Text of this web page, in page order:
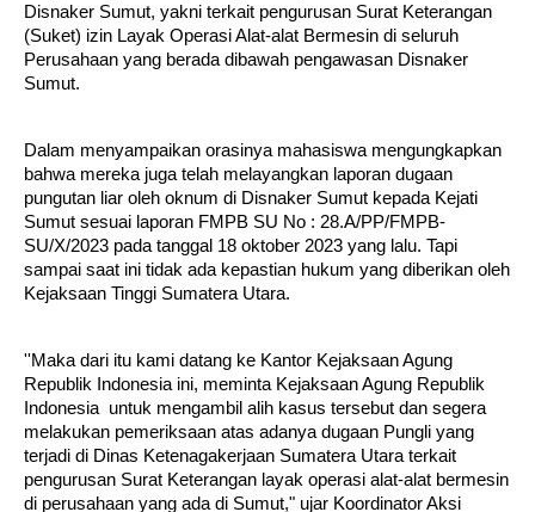
Disnaker Sumut, yakni terkait pengurusan Surat Keterangan
(Suket) izin Layak Operasi Alat-alat Bermesin di seluruh
Perusahaan yang berada dibawah pengawasan Disnaker
Sumut.
Dalam menyampaikan orasinya mahasiswa mengungkapkan
bahwa mereka juga telah melayangkan laporan dugaan
pungutan liar oleh oknum di Disnaker Sumut kepada Kejati
Sumut sesuai laporan FMPB SU No : 28.A/PP/FMPB-
SU/X/2023 pada tanggal 18 oktober 2023 yang lalu. Tapi
sampai saat ini tidak ada kepastian hukum yang diberikan oleh
Kejaksaan Tinggi Sumatera Utara.
''Maka dari itu kami datang ke Kantor Kejaksaan Agung
Republik Indonesia ini, meminta Kejaksaan Agung Republik
Indonesia untuk mengambil alih kasus tersebut dan segera
melakukan pemeriksaan atas adanya dugaan Pungli yang
terjadi di Dinas Ketenagakerjaan Sumatera Utara terkait
pengurusan Surat Keterangan layak operasi alat-alat bermesin
di perusahaan yang ada di Sumut," ujar Koordinator Aksi